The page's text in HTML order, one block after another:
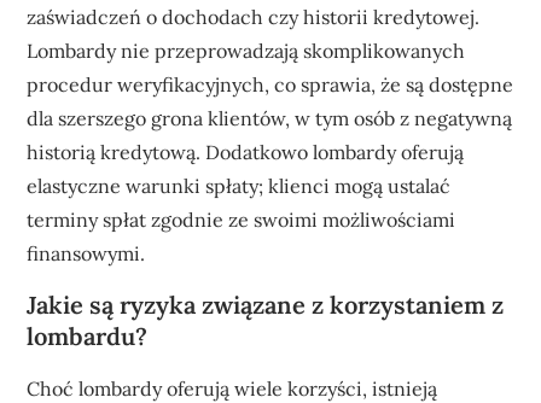
zaświadczeń o dochodach czy historii kredytowej.
Lombardy nie przeprowadzają skomplikowanych
procedur weryfikacyjnych, co sprawia, że są dostępne
dla szerszego grona klientów, w tym osób z negatywną
historią kredytową. Dodatkowo lombardy oferują
elastyczne warunki spłaty; klienci mogą ustalać
terminy spłat zgodnie ze swoimi możliwościami
finansowymi.
Jakie są ryzyka związane z korzystaniem z
lombardu?
Choć lombardy oferują wiele korzyści, istnieją